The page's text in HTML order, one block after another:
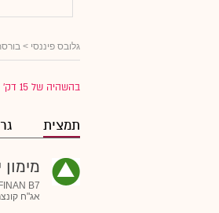
גלובס פיננסי >
בהשהיה של 15 דק'
תמצית
B7
אג"ח